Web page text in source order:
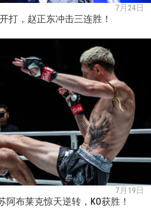
7月24日
打，赵正东冲击三连胜！
7月19日
阿布莱克惊天逆转，KO获胜！